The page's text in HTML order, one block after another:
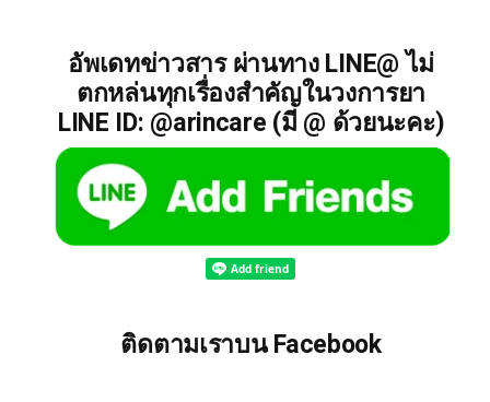
อัพเดทข่าวสาร ผ่านทาง LINE@ ไม่
ตกหล่นทุกเรื่องสำคัญในวงการยา
LINE ID: @arincare (มี @ ด้วยนะคะ)
ติดตามเราบน Facebook